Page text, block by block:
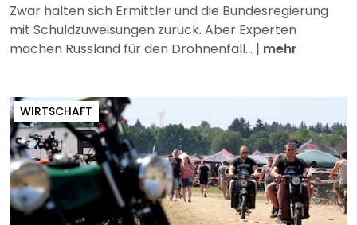
Zwar halten sich Ermittler und die Bundesregierung
mit Schuldzuweisungen zurück. Aber Experten
machen Russland für den Drohnenfall... | mehr
WIRTSCHAFT